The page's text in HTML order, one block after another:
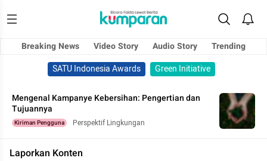
Breaking News Video Story Audio Story
Trending
SATU Indonesia Awards
Green Initiative
Mengenal Kampanye Kebersihan: Pengertian dan
Tujuannya
Kiriman Pengguna Perspektif Lingkungan
Laporkan Konten